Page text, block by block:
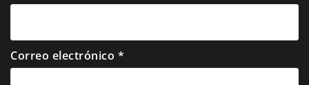
Correo electrónico *